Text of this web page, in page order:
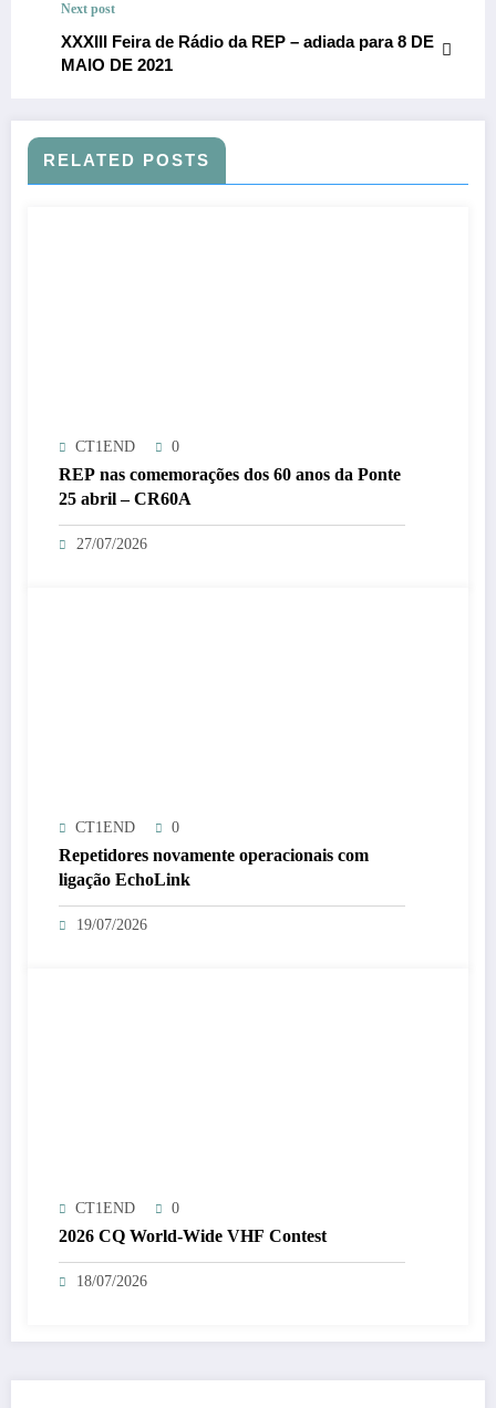
Next post
XXXIII Feira de Rádio da REP – adiada para 8 DE
MAIO DE 2021
RELATED POSTS
CT1END 0
REP nas comemorações dos 60 anos da Ponte
25 abril – CR60A
27/07/2026
CT1END 0
Repetidores novamente operacionais com
ligação EchoLink
19/07/2026
CT1END 0
2026 CQ World-Wide VHF Contest
18/07/2026